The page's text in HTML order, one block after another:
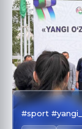
#sport